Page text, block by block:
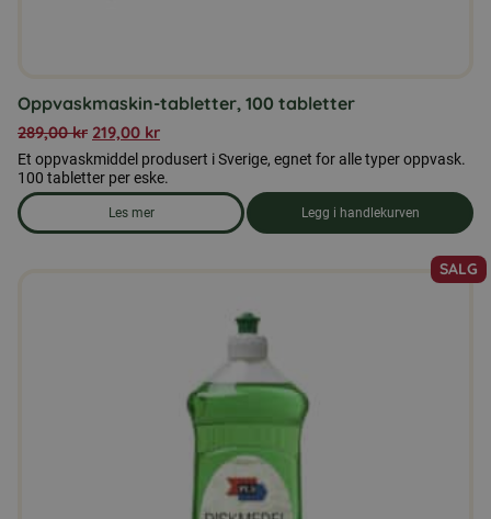
Oppvaskmaskin-tabletter, 100 tabletter
289,00kr 219,00 kr
Et oppvaskmiddel produsert i Sverige, egnet for alle typer oppvask.
100 tabletter per eske.
Les mer
om produkten Oppvaskmaskin-tabletter, 100 tabletter
Legg i handlekurven
SALG